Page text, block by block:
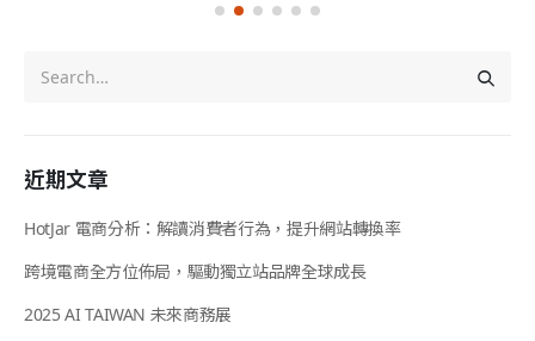
近期文章
HotJar 電商分析：解讀消費者行為，提升網站轉換率
跨境電商全方位佈局，驅動獨立站品牌全球成長
2025 AI TAIWAN 未來商務展